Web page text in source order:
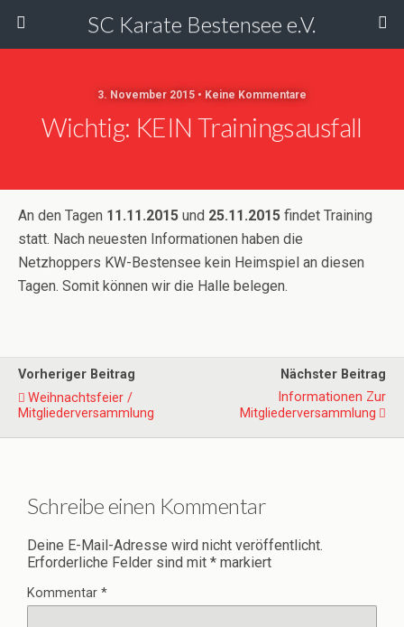
SC Karate Bestensee e.V.
3. November 2015 • Keine Kommentare
Wichtig: KEIN Trainingsausfall
An den Tagen 11.11.2015 und 25.11.2015 findet Training
statt. Nach neuesten Informationen haben die
Netzhoppers KW-Bestensee kein Heimspiel an diesen
Tagen. Somit können wir die Halle belegen.
Vorheriger Beitrag
Weihnachtsfeier /
Mitgliederversammlung
Nächster Beitrag
Informationen Zur
Mitgliederversammlung
Schreibe einen Kommentar
Deine E-Mail-Adresse wird nicht veröffentlicht.
Erforderliche Felder sind mit * markiert
Kommentar *